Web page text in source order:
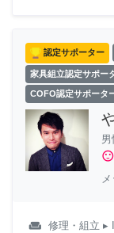
認定サポーター
家具組立認定サポー
COFO認定サポータ
男
sentiment_satisfied
weekend 修理・組立 ▸